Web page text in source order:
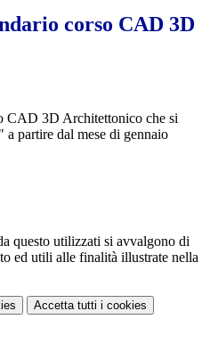
corso CAD 3D
CAD 3D Architettonico che si
partire dal mese di gennaio
questo utilizzati si avvalgono di
ed utili alle finalità illustrate nella
Accetta tutti i cookies